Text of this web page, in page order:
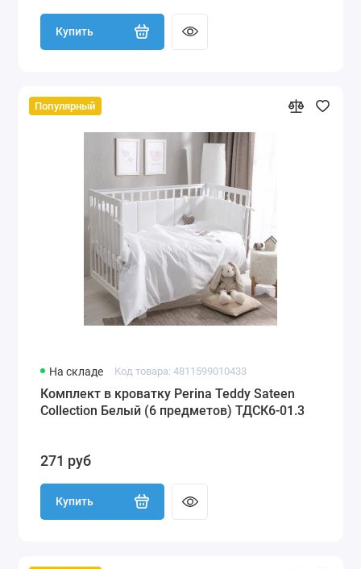
Купить
Популярный
На складе Код товара: 4811599010433
Комплект в кроватку Perina Teddy Sateen
Collection Белый (6 предметов) ТДСК6-01.3
271 руб
Купить